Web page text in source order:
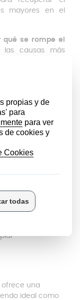
mayores en el
qué se rompe el
causas más
demasiado
plato microondas
las medidas del
el soporte y
pueden
ofrece una
ideal como